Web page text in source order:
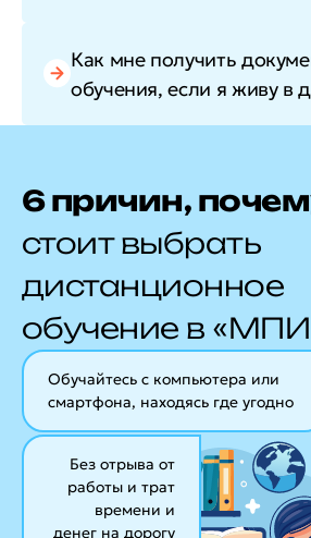
Как мне получить
обучения, если я живу в
6 причин,
стоит выбрать
дистанционное
обучение в
Обучайтесь с компьютера или
смартфона, находясь где угодно
Без отрыва от
работы и трат
времени и
денег на дорогу